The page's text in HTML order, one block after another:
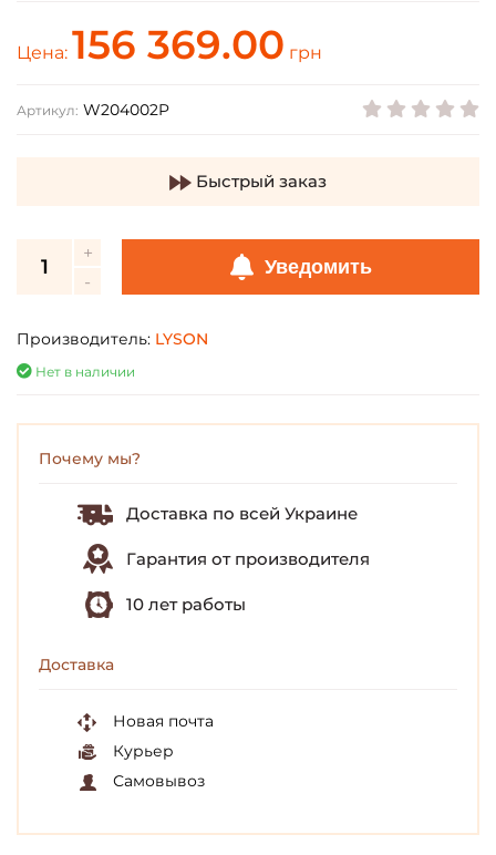
Цена: 156 369.00 грн
Артикул: W204002P
Быстрый заказ
Уведомить
Производитель: LYSON
Нет в наличии
Почему мы?
Доставка по всей Украине
Гарантия от производителя
10 лет работы
Доставка
Новая почта
Курьер
Самовывоз